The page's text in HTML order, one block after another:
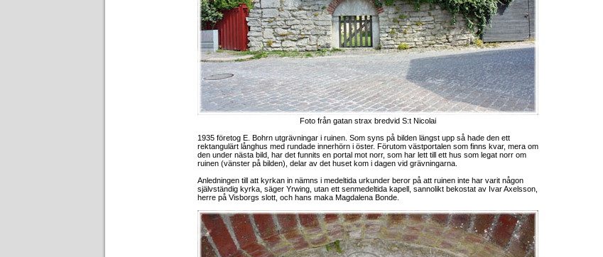
Foto från gatan strax bredvid S:t Nicolai
1935 företog E. Bohrn utgrävningar i ruinen. Som syns på bilden längst upp så hade den ett
rektangulärt långhus med rundade innerhörn i öster. Förutom västportalen som finns kvar, mera om
den under nästa bild, har det funnits en portal mot norr, som har lett till ett hus som legat norr om
ruinen (vänster på bilden), delar av det huset kom i dagen vid grävningarna.
Anledningen till att kyrkan in nämns i medeltida urkunder beror på att ruinen inte har varit någon
självständig kyrka, säger Yrwing, utan ett senmedeltida kapell, sannolikt bekostat av Ivar Axelsson,
herre på Visborgs slott, och hans maka Magdalena Bonde.